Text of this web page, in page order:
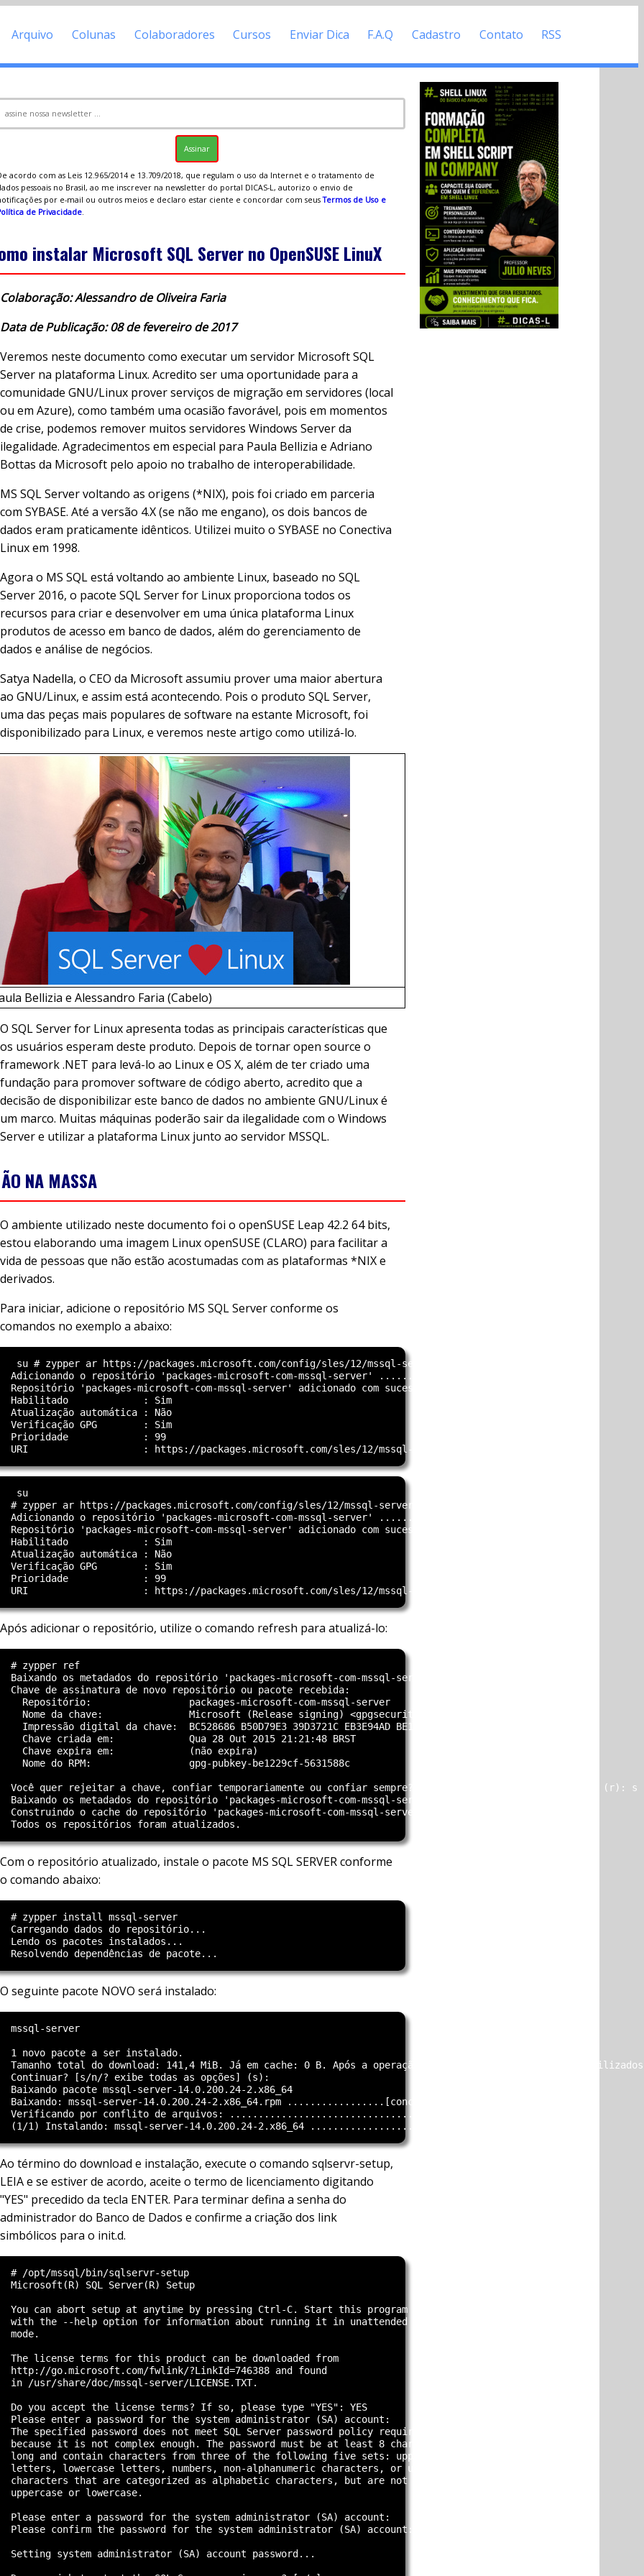
Arquivo Colunas Colaboradores Cursos Enviar Dica F.A.Q Cadastro Contato RSS
acordo com as Leis 12.965/2014 e 13.709/2018, que regulam o uso da Internet e o tratamento de
pessoais no Brasil, ao me inscrever na newsletter do portal DICAS-L, autorizo o envio de
por e-mail ou outros meios e declaro estar ciente e concordar com seusTermos de Uso e
de Privacidade.
instalar Microsoft SQL Server no OpenSUSE LinuX
Colaboração: Alessandro de Oliveira Faria
Data de Publicação: 08 de fevereiro de 2017
Veremos neste documento como executar um servidor Microsoft SQL
Server na plataforma Linux. Acredito ser uma oportunidade para a
comunidade GNU/Linux prover serviços de migração em servidores (local
ou em Azure), como também uma ocasião favorável, pois em momentos
de crise, podemos remover muitos servidores Windows Server da
ilegalidade. Agradecimentos em especial para Paula Bellizia e Adriano
Bottas da Microsoft pelo apoio no trabalho de interoperabilidade.
MS SQL Server voltando as origens (*NIX), pois foi criado em parceria
com SYBASE. Até a versão 4.X (se não me engano), os dois bancos de
dados eram praticamente idênticos. Utilizei muito o SYBASE no Conectiva
Linux em 1998.
Agora o MS SQL está voltando ao ambiente Linux, baseado no SQL
Server 2016, o pacote SQL Server for Linux proporciona todos os
recursos para criar e desenvolver em uma única plataforma Linux
produtos de acesso em banco de dados, além do gerenciamento de
dados e análise de negócios.
Satya Nadella, o CEO da Microsoft assumiu prover uma maior abertura
ao GNU/Linux, e assim está acontecendo. Pois o produto SQL Server,
uma das peças mais populares de software na estante Microsoft, foi
disponibilizado para Linux, e veremos neste artigo como utilizá-lo.
Bellizia e Alessandro Faria (Cabelo)
O SQL Server for Linux apresenta todas as principais características que
os usuários esperam deste produto. Depois de tornar open source o
framework .NET para levá-lo ao Linux e OS X, além de ter criado uma
fundação para promover software de código aberto, acredito que a
decisão de disponibilizar este banco de dados no ambiente GNU/Linux é
um marco. Muitas máquinas poderão sair da ilegalidade com o Windows
Server e utilizar a plataforma Linux junto ao servidor MSSQL.
NA MASSA
O ambiente utilizado neste documento foi o openSUSE Leap 42.2 64 bits,
estou elaborando uma imagem Linux openSUSE (CLARO) para facilitar a
vida de pessoas que não estão acostumadas com as plataformas *NIX e
derivados.
Para iniciar, adicione o repositório MS SQL Server conforme os
comandos no exemplo a abaixo:
   su # zypper ar https://packages.microsoft.com/config/sles/12/mssql-server.repo
  Adicionando o repositório 'packages-microsoft-com-mssql-server' ..............[concluído]
  Repositório 'packages-microsoft-com-mssql-server' adicionado com sucesso
  Habilitado             : Sim
  Atualização automática : Não
  Verificação GPG        : Sim
  Prioridade             : 99
   su
  # zypper ar https://packages.microsoft.com/config/sles/12/mssql-server.repo
  Adicionando o repositório 'packages-microsoft-com-mssql-server' ..............[concluído]
  Repositório 'packages-microsoft-com-mssql-server' adicionado com sucesso
  Habilitado             : Sim
  Atualização automática : Não
  Verificação GPG        : Sim
  Prioridade             : 99
Após adicionar o repositório, utilize o comando refresh para atualizá-lo:
  # zypper ref
  Baixando os metadados do repositório 'packages-microsoft-com-mssql-server' -----------[|]
  Chave de assinatura de novo repositório ou pacote recebida:
    Repositório:                 packages-microsoft-com-mssql-server
    Nome da chave:               Microsoft (Release signing) <gpgsecurity@microsoft.com>
    Impressão digital da chave:  BC528686 B50D79E3 39D3721C EB3E94AD BE1229CF
    Chave criada em:             Qua 28 Out 2015 21:21:48 BRST
    Chave expira em:             (não expira)
    Nome do RPM:                 gpg-pubkey-be1229cf-5631588c
  Você quer rejeitar a chave, confiar temporariamente ou confiar sempre? [r/t/s/? exibe todas as opções] (r): s
  Baixando os metadados do repositório 'packages-microsoft-com-mssql-server' ...[concluído]
  Construindo o cache do repositório 'packages-microsoft-com-mssql-server' .....[concluído]
Com o repositório atualizado, instale o pacote MS SQL SERVER conforme
o comando abaixo:
  # zypper install mssql-server
  Carregando dados do repositório...
  Lendo os pacotes instalados...
O seguinte pacote NOVO será instalado:
  mssql-server
  1 novo pacote a ser instalado.
Tamanho total do download: 141,4 MiB. Já em cache: 0 B. Após a operação, 669,3 MiB adicionais serão
  Continuar? [s/n/? exibe todas as opções] (s):
Baixando pacote mssql-server-14.0.200.24-2.x86_64
  Baixando: mssql-server-14.0.200.24-2.x86_64.rpm .................[concluído (44,4 KiB/s)]
  Verificando por conflito de arquivos: ........................................[concluído]
Ao término do download e instalação, execute o comando sqlservr-setup,
LEIA e se estiver de acordo, aceite o termo de licenciamento digitando
"YES" precedido da tecla ENTER. Para terminar defina a senha do
administrador do Banco de Dados e confirme a criação dos link
simbólicos para o init.d.
  # /opt/mssql/bin/sqlservr-setup
  Microsoft(R) SQL Server(R) Setup
  You can abort setup at anytime by pressing Ctrl-C. Start this program
  with the --help option for information about running it in unattended
  mode.
  The license terms for this product can be downloaded from
  http://go.microsoft.com/fwlink/?LinkId=746388 and found
  in /usr/share/doc/mssql-server/LICENSE.TXT.
  Do you accept the license terms? If so, please type "YES": YES
  Please enter a password for the system administrator (SA) account:
  The specified password does not meet SQL Server password policy requirements
  because it is not complex enough. The password must be at least 8 characters
  long and contain characters from three of the following five sets: uppercase
  letters, lowercase letters, numbers, non-alphanumeric characters, or unicode
  characters that are categorized as alphabetic characters, but are not
  uppercase or lowercase.
  Please enter a password for the system administrator (SA) account:
  Please confirm the password for the system administrator (SA) account:
  Setting system administrator (SA) account password...